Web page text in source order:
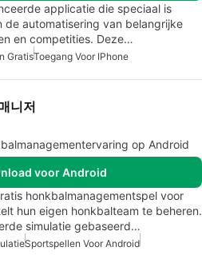
applicatie die speciaal is
automatisering van belangrijke
en competities. Deze…
GratisToegang Voor IPhone
니저
op Android
voor Android
honkbalmanagementspel voor
hun eigen honkbalteam te beheren.
simulatie gebaseerd…
Sportspellen Voor Android